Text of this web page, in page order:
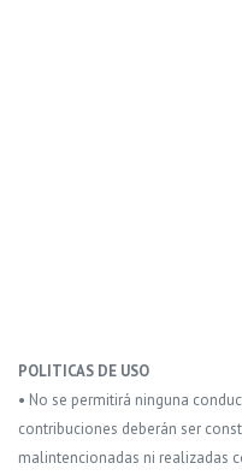
POLITICAS DE USO
• No se permitirá ninguna
contribuciones deberán ser
malintencionadas ni realizadas